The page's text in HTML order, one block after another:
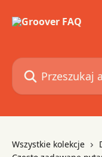
Przeszukaj artykuły...
Wszystkie kolekcje